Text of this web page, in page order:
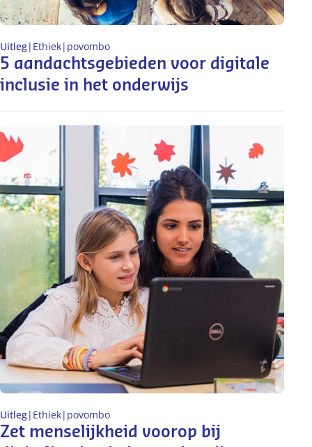
5 aandachtsgebieden voor digitale
inclusie in het onderwijs
Uitleg| Ethiek| povombo
Zet menselijkheid voorop bij
Uitleg| Ethiek| povombo